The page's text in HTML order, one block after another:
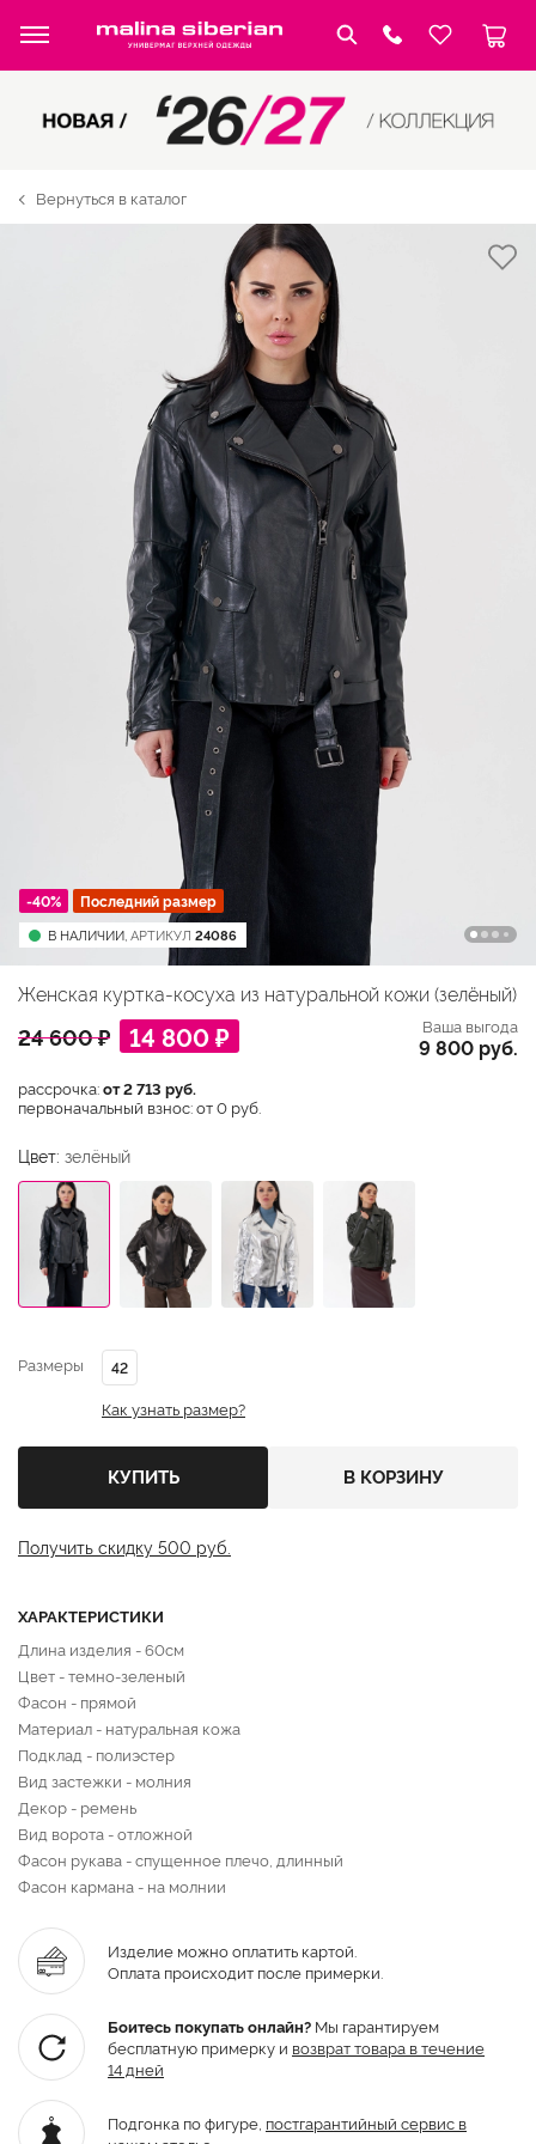
Вернуться в каталог
-40% Последний размер
В НАЛИЧИИ, АРТИКУЛ 24086
Женская куртка-косуха из натуральной кожи (зелёный)
24 600 ₽ 14 800 ₽ Ваша выгода
9 800 руб.
рассрочка:от 2 713 руб.
первоначальный взнос: от 0 руб.
Цвет: зелёный
Размеры 42
Как узнать размер?
КУПИТЬ В КОРЗИНУ
Получить скидку 500 руб.
ХАРАКТЕРИСТИКИ
Длина изделия - 60см
Цвет - темно-зеленый
Фасон - прямой
Материал - натуральная кожа
Подклад - полиэстер
Вид застежки - молния
Декор - ремень
Вид ворота - отложной
Фасон рукава - спущенное плечо, длинный
Фасон кармана - на молнии
Изделие можно оплатить картой.
Оплата происходит после примерки.
Боитесь покупать онлайн? Мы гарантируем
бесплатную примерку и возврат товара в течение
14 дней
Подгонка по фигуре, постгарантийный сервис в